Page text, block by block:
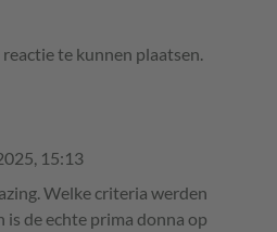
te kunnen plaatsen.
15:13
Welke criteria werden
de echte prima donna op